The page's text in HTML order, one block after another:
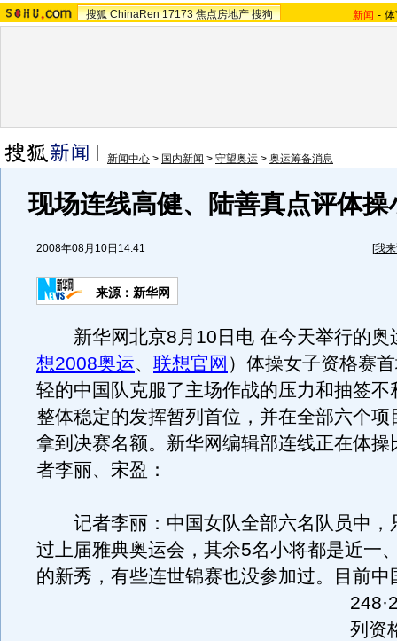
搜狐 ChinaRen 17173 焦点房地产 搜狗 新闻 -
新闻中心 > 国内新闻 > 守望奥运 > 奥运筹备消息
现场连线高健、陆善真点评体操
2008年08月10日14:41 [我
来源：新华网
新华网北京8月10日电 在今天举行的奥
想2008奥运、 联想官网 ）体操女子资格赛
轻的中国队克服了主场作战的压力和抽签不
整体稳定的发挥暂列首位，并在全部六个项
拿到决赛名额。新华网编辑部连线正在体操
者李丽、宋盈：
记者李丽：中国女队全部六名队员中，
过上届雅典奥运会，其余5名小将都是近一
的新秀，有些连世锦赛也没参加过。
目前中
列资